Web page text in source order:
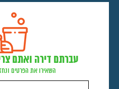
עברתם דירה ואתם
השאירו את הפרטים